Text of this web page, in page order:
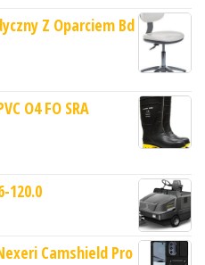
Z Oparciem Bd
O4 FO SRA
120.0
Camshield Pro